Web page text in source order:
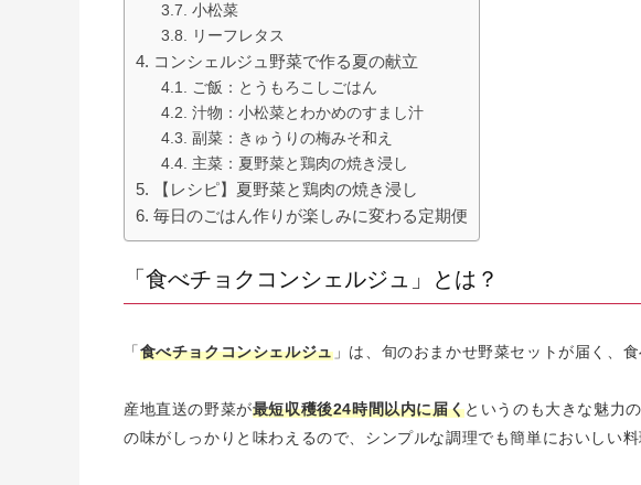
小松菜
リーフレタス
コンシェルジュ野菜で作る夏の献立
ご飯：とうもろこしごはん
汁物：小松菜とわかめのすまし汁
副菜：きゅうりの梅みそ和え
主菜：夏野菜と鶏肉の焼き浸し
【レシピ】夏野菜と鶏肉の焼き浸し
毎日のごはん作りが楽しみに変わる定期便
「食べチョクコンシェルジュ」とは？
「食べチョクコンシェルジュ」は、旬のおまかせ野菜セットが届く、
産地直送の野菜が最短収穫後24時間以内に届くというのも大きな魅力
の味がしっかりと味わえるので、シンプルな調理でも簡単においしい料